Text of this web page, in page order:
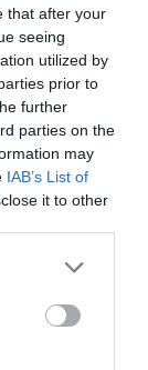
that after your
seeing
utilized by
prior to
further
parties on the
may
IAB’s List of
it to other
16%. Al
i